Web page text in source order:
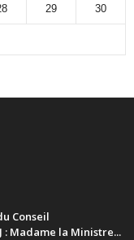
29 30
Conseil
: Madame la Ministre...